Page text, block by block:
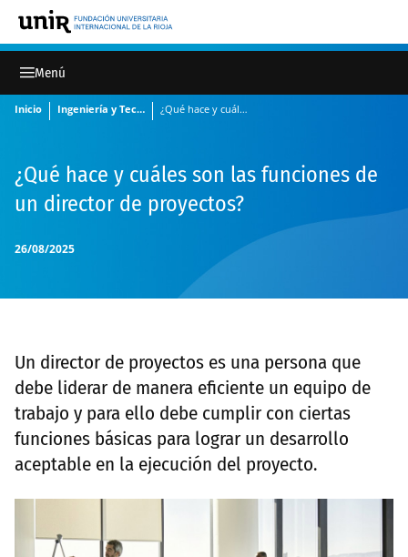
Inicio Ingeniería y Tecnología ¿Qué hace y cuáles son las funciones de un director de proyectos?
26/08/2025
¿Qué hace y cuáles son las funciones de
un director de proyectos?
Un director de proyectos es una persona que
debe liderar de manera eficiente un equipo de
trabajo y para ello debe cumplir con ciertas
funciones básicas para lograr un desarrollo
aceptable en la ejecución del proyecto.